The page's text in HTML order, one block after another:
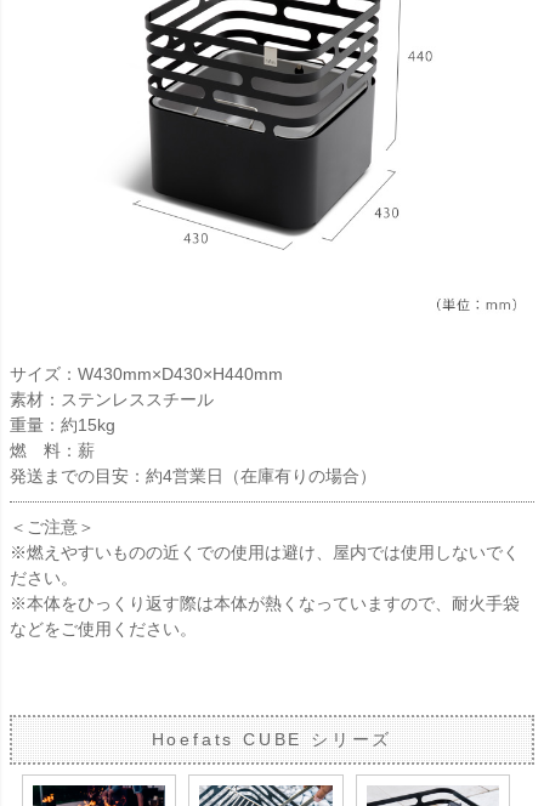
サイズ：W430mm×D430×H440mm
素材：ステンレススチール
重量：約15kg
燃 料：薪
発送までの目安：約4営業日（在庫有りの場合）
＜ご注意＞
※燃えやすいものの近くでの使用は避け、屋内では使用しないでく
ださい。
※本体をひっくり返す際は本体が熱くなっていますので、耐火手袋
などをご使用ください。
Hoefats CUBE シリーズ